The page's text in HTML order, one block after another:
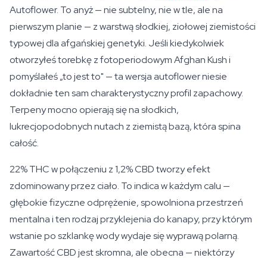
Autoflower. To anyż — nie subtelny, nie w tle, ale na
pierwszym planie — z warstwą słodkiej, ziołowej ziemistości
typowej dla afgańskiej genetyki. Jeśli kiedykolwiek
otworzyłeś torebkę z fotoperiodowym Afghan Kush i
pomyślałeś „to jest to" — ta wersja autoflower niesie
dokładnie ten sam charakterystyczny profil zapachowy.
Terpeny mocno opierają się na słodkich,
lukrecjopodobnych nutach z ziemistą bazą, która spina
całość.
22% THC w połączeniu z 1,2% CBD tworzy efekt
zdominowany przez ciało. To indica w każdym calu —
głębokie fizyczne odprężenie, spowolniona przestrzeń
mentalna i ten rodzaj przyklejenia do kanapy, przy którym
wstanie po szklankę wody wydaje się wyprawą polarną.
Zawartość CBD jest skromna, ale obecna — niektórzy